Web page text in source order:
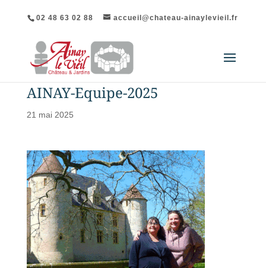
02 48 63 02 88 accueil@chateau-ainaylevieil.fr
AINAY-Equipe-2025
21 mai 2025